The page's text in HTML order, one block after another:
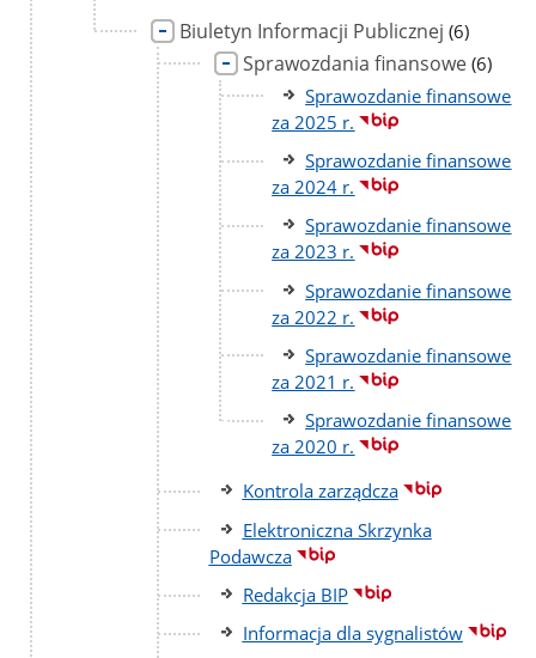
Biuletyn Informacji Publicznej liczba
podstron
(6)
Sprawozdania finansowe liczba
(6)
Sprawozdanie finansowe
za 2025 r.
Sprawozdanie finansowe
za 2024 r.
Sprawozdanie finansowe
za 2023 r.
Sprawozdanie finansowe
za 2022 r.
Sprawozdanie finansowe
za 2021 r.
Sprawozdanie finansowe
za 2020 r.
Kontrola zarządcza
Elektroniczna Skrzynka
Podawcza
Redakcja BIP
Informacja dla sygnalistów